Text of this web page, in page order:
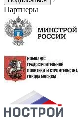
Партнеры